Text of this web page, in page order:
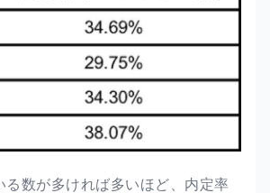
る数が多ければ多いほど、内定率